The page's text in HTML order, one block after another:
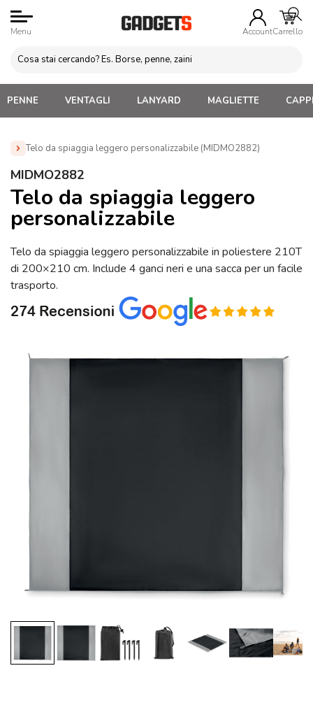
Menu AccountCarrello
PENNE VENTAGLI LANYARD MAGLIETTE
Telo da spiaggia leggero personalizzabile (MIDMO2882)
Home » Gadget Personalizzabili per l'Estate
(MIDMO2882)
MIDMO2882
Telo da spiaggia leggero
personalizzabile
Telo da spiaggia leggero personalizzabile in poliestere 210T
di 200×210 cm. Include 4 ganci neri e una sacca per un facile
trasporto.